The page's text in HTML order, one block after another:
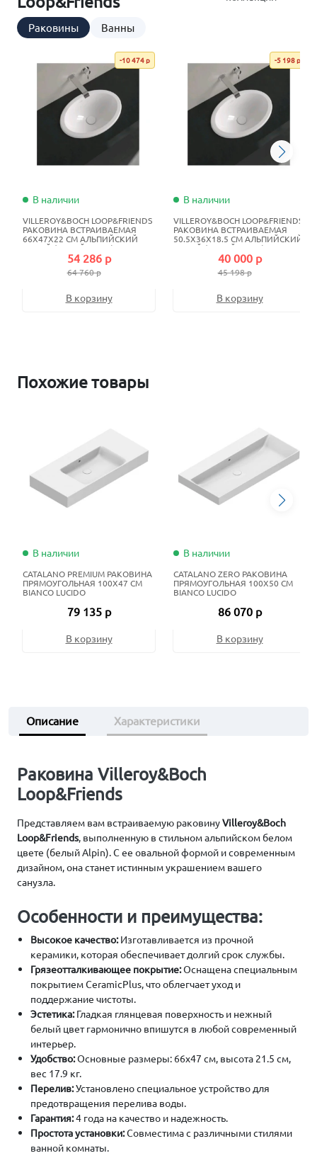
Раковины Ванны
-10 474 р
В наличии
VILLEROY&BOCH LOOP&FRIENDS
РАКОВИНА ВСТРАИВАЕМАЯ
66X47X22 СМ АЛЬПИЙСКИЙ
БЕЛЫЙ (БЕЛЫЙ ALPIN)
54 286 р
64 760 р
В корзину
-5 198 р
В наличии
VILLEROY&BOCH LOOP&FRIENDS
РАКОВИНА ВСТРАИВАЕМАЯ
50.5X36X18.5 СМ АЛЬПИЙСКИЙ
БЕЛЫЙ (БЕЛЫЙ ALPIN)
40 000 р
45 198 р
В корзину
Похожие товары
В наличии
CATALANO PREMIUM РАКОВИНА
ПРЯМОУГОЛЬНАЯ 100X47 СМ
BIANCO LUCIDO
79 135 р
В корзину
В наличии
CATALANO ZERO РАКОВИНА
ПРЯМОУГОЛЬНАЯ 100X50 СМ
BIANCO LUCIDO
86 070 р
В корзину
Описание Характеристики
Раковина Villeroy&Boch
Loop&Friends
Представляем вам встраиваемую раковинуVilleroy&Boch
Loop&Friends, выполненную в стильном альпийском белом
цвете (белый Alpin). С ее овальной формой и современным
дизайном, она станет истинным украшением вашего
санузла.
Особенности и преимущества:
Высокое качество:Изготавливается из прочной
керамики, которая обеспечивает долгий срок службы.
Грязеотталкивающее покрытие:Оснащена специальным
покрытием CeramicPlus, что облегчает уход и
поддержание чистоты.
Эстетика:Гладкая глянцевая поверхность и нежный
белый цвет гармонично впишутся в любой современный
интерьер.
Удобство:Основные размеры: 66x47 см, высота 21.5 см,
вес 17.9 кг.
Перелив:Установлено специальное устройство для
предотвращения перелива воды.
Гарантия:4 года на качество и надежность.
Простота установки:Совместима с различными стилями
ванной комнаты.